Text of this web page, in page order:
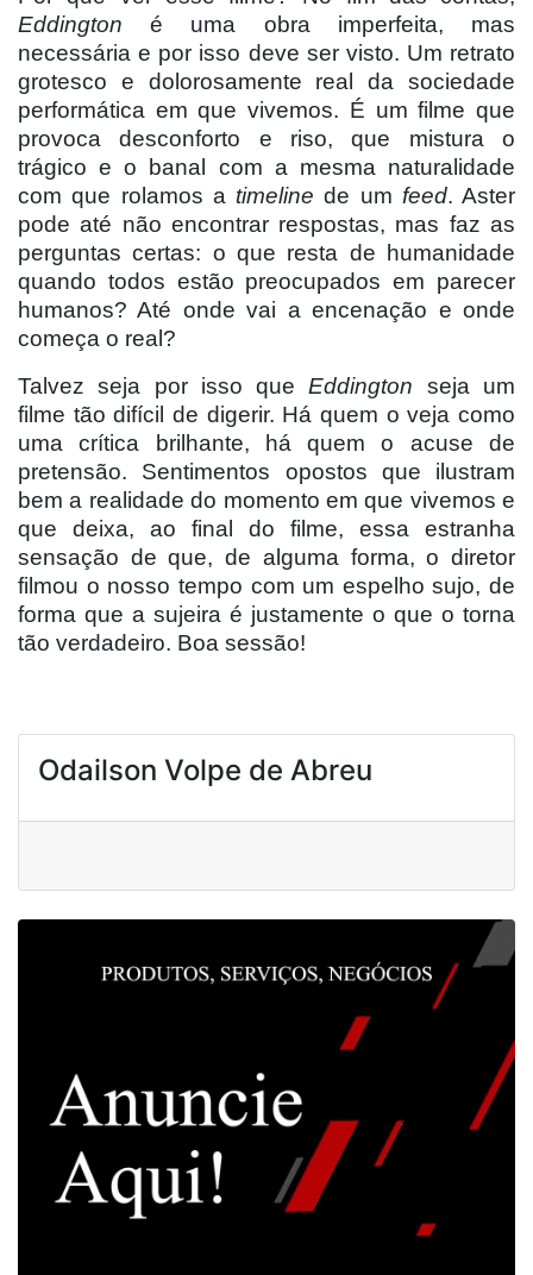
Eddington é uma obra imperfeita, mas
necessária e por isso deve ser visto. Um retrato
grotesco e dolorosamente real da sociedade
performática em que vivemos. É um filme que
provoca desconforto e riso, que mistura o
trágico e o banal com a mesma naturalidade
com que rolamos a timeline de um feed. Aster
pode até não encontrar respostas, mas faz as
perguntas certas: o que resta de humanidade
quando todos estão preocupados em parecer
humanos? Até onde vai a encenação e onde
começa o real?
Talvez seja por isso queEddington seja um
filme tão difícil de digerir. Há quem o veja como
uma crítica brilhante, há quem o acuse de
pretensão. Sentimentos opostos que ilustram
bem a realidade do momento em que vivemos e
que deixa, ao final do filme, essa estranha
sensação de que, de alguma forma, o diretor
filmou o nosso tempo com um espelho sujo, de
forma que a sujeira é justamente o que o torna
tão verdadeiro. Boa sessão!
Odailson Volpe de Abreu